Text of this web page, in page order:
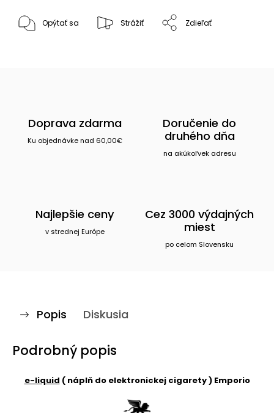
Opýtať sa Strážiť Zdieľať
Doprava zdarma
Ku objednávke nad 60,00€
Doručenie do
druhého dňa
na akúkoľvek adresu
Najlepšie ceny
v strednej Európe
Cez 3000 výdajných
miest
po celom Slovensku
Popis Diskusia
Podrobný popis
e-liquid ( náplň do elektronickej cigarety ) Emporio